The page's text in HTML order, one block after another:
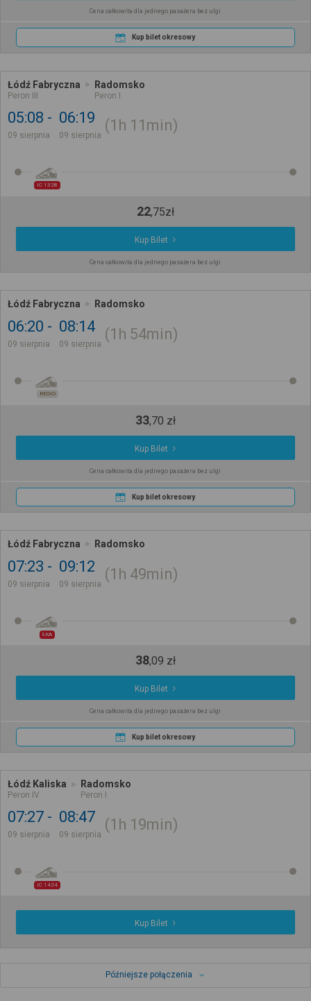
Cena całkowita dla jednego pasażera bez ulgi
Kup bilet okresowy
Łódź Fabryczna
Peron III
Radomsko
Peron I
05:08
09 sierpnia
06:19
09 sierpnia
1h 11min
IC 1328
22,75zł
Kup Bilet
Cena całkowita dla jednego pasażera bez ulgi
Łódź Fabryczna Radomsko
06:20
09 sierpnia
08:14
09 sierpnia
1h 54min
REGIO
33,70 zł
Kup Bilet
Cena całkowita dla jednego pasażera bez ulgi
Kup bilet okresowy
Łódź Fabryczna Radomsko
07:23
09 sierpnia
09:12
09 sierpnia
1h 49min
ŁKA
38,09 zł
Kup Bilet
Cena całkowita dla jednego pasażera bez ulgi
Kup bilet okresowy
Łódź Kaliska
Peron IV
Radomsko
Peron I
07:27
09 sierpnia
08:47
09 sierpnia
1h 19min
IC 1424
Kup Bilet
Późniejsze połączenia